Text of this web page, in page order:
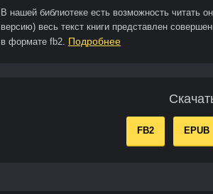
В нашей библиотеке есть возможность
версию) весь текст книги представлен
в формате fb2. Подробнее
FB2 EPUB